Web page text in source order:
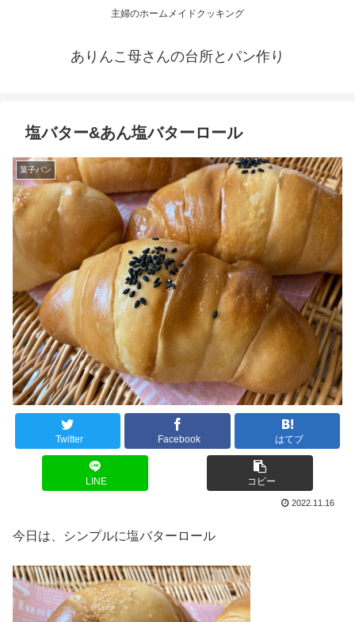
主婦のホームメイドクッキング
ありんこ母さんの台所とパン作り
塩バター&あん塩バターロール
菓子パン
Twitter Facebook はてブ
LINE コピー
2022.11.16
今日は、シンプルに塩バターロール